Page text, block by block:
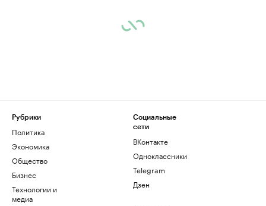
Рубрики
Политика
Экономика
Общество
Бизнес
Технологии и
медиа
Социальные
сети
ВКонтакте
Одноклассники
Telegram
Дзен